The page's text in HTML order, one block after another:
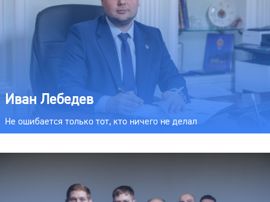
Иван Лебедев
Не ошибается только тот, кто ничего не делал